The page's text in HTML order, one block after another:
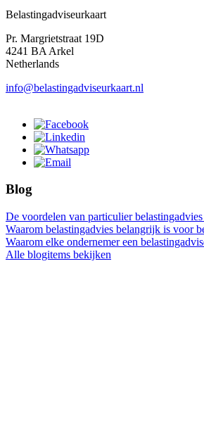
Belastingadviseurkaart
Pr. Margrietstraat 19D
4241 BA Arkel
Netherlands
info@belastingadviseurkaart.nl
Blog
De voordelen van particulier
Waarom belastingadvies belangrijk is voor
Waarom elke ondernemer een
Alle blogitems bekijken